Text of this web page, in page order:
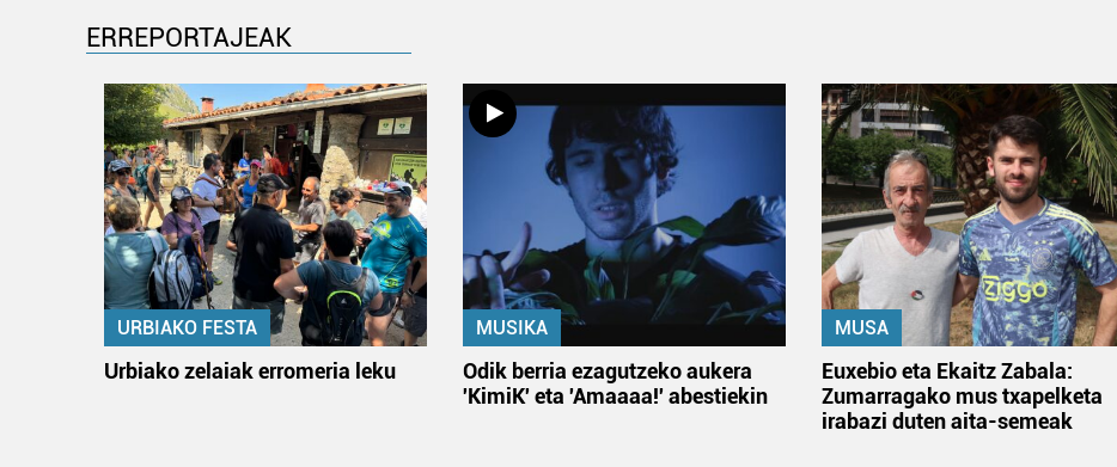
ERREPORTAJEAK
URBIAKO FESTA
Urbiako zelaiak erromeria leku
MUSIKA
Odik berria ezagutzeko aukera
'KimiK' eta 'Amaaaa!' abestiekin
MUSA
Euxebio eta Ekaitz Zabala:
Zumarragako mus txapelketa
irabazi duten aita-semeak